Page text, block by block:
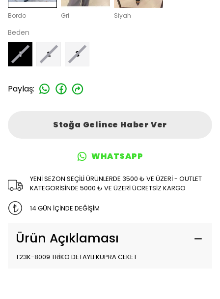
Bordo Gri Siyah
Beden
1 2 3
Paylaş:
Stoğa Gelince Haber Ver
WHATSAPP
YENİ SEZON SEÇİLİ ÜRÜNLERDE 3500 ₺ VE ÜZERİ - OUTLET
KATEGORİSİNDE 5000 ₺ VE ÜZERİ ÜCRETSİZ KARGO
14 GÜN İÇİNDE DEĞİŞİM
Ürün Açıklaması
T23K-8009 TRİKO DETAYLI KUPRA CEKET